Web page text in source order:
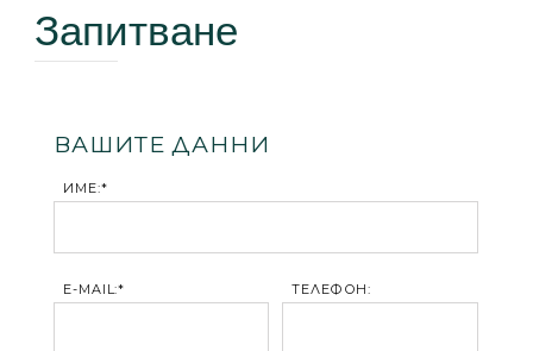
Запитване
ВАШИТЕ ДАННИ
ИМЕ:*
E-MAIL:* ТЕЛЕФОН: